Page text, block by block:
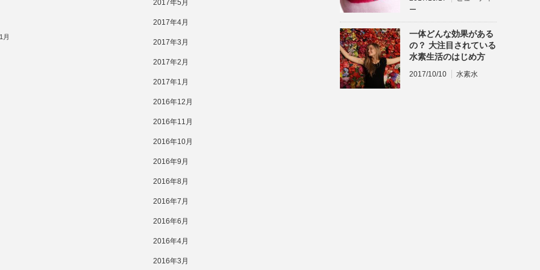
月
2017年5月
2017年4月
2017年3月
2017年2月
2017年1月
2016年12月
2016年11月
2016年10月
2016年9月
2016年8月
2016年7月
2016年6月
2016年4月
2016年3月
ー
一体どんな効果がある
の？ 大注目されている
水素生活のはじめ方
2017/10/10 水素水